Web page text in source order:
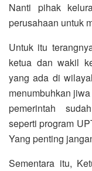
Nanti pihak
perusahaan untuk
Untuk itu
ketua dan wakil
yang ada di
menumbuhkan
pemerintah
seperti program
Yang penting
Sementara itu,